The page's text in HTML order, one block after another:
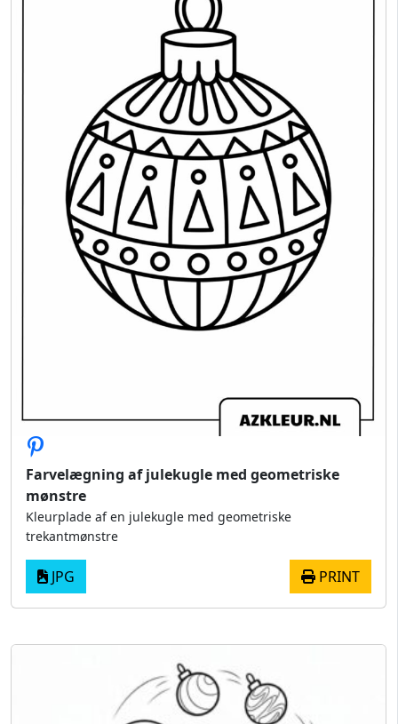
Farvelægning af julekugle med geometriske
mønstre
Kleurplade af en julekugle med geometriske
trekantmønstre
JPG PRINT